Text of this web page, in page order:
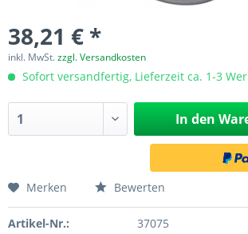
38,21 € *
inkl. MwSt.zzgl. Versandkosten
Sofort versandfertig, Lieferzeit ca. 1-3
In den
Merken Bewerten
Artikel-Nr.: 37075